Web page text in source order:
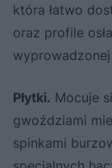
która łatwo
oraz profile
Płytki. Mocuje
gwoździami
spinkami